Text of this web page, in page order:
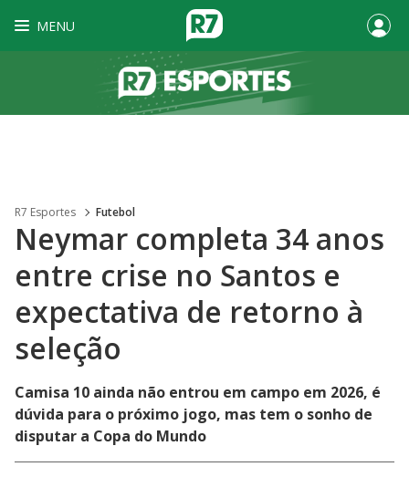
MENU
R7 Esportes Futebol
Neymar completa 34 anos
entre crise no Santos e
expectativa de retorno à
seleção
Camisa 10 ainda não entrou em campo em 2026, é
dúvida para o próximo jogo, mas tem o sonho de
disputar a Copa do Mundo